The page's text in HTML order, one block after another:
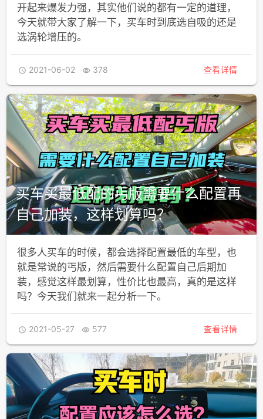
开起来爆发力强，其实他们说的都有一定的道理，
今天就带大家了解一下，买车时到底选自吸的还是
选涡轮增压的。
 2021-06-02  378 查看详情
买车买最低配的丐版需要什么配置再
自己加装，这样划算吗？
很多人买车的时候，都会选择配置最低的车型，也
就是常说的丐版，然后需要什么配置自己后期加
装，感觉这样最划算，性价比也最高，真的是这样
吗？今天我们就来一起分析一下。
 2021-05-27  577 查看详情